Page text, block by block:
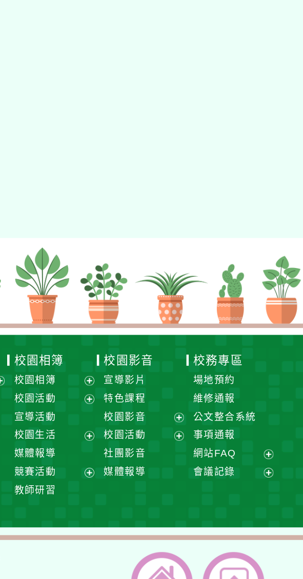
校園相簿
校園相簿
展
開
單
校園活動
選
宣導活動
校園生活
選
媒體報導
競賽活動
單
教師研習
校園影音
宣導影片
特色課程
校園影音
展
校園活動
社團影音
媒體報導
校務專區
場地預約
維修通報
公文整合系統
事項通報
網站FAQ
展
會議記錄
單